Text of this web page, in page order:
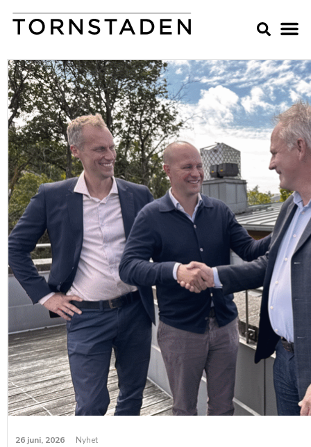
26 juni, 2026 Nyhet